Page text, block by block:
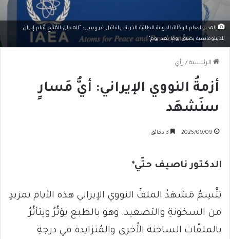
المدير العام للوكالة الدولية للطاقة الذرية، رافائيل غروسي: "المجالَ المُتاح أمام إيران
للديبلوماسية يضيقُ يومًا بعد يوم".
الرئيسية / رأي
أزمةُ النووي الإيراني: أيُّ مَسارٍ
سنَشهَد
2025/09/09
الدكتور ناصيف حتّي*
يَتَّسِمُ مَشهَدُ الملفِّ النووي الإيراني هذه الأيام بمزيدٍ
من السخونةِ والتصعيد. وهو بالطبع يؤثّرُ ويتأثّرُ
بالملفّات الساخنة الأُخرى والمُتزايدة في درجةِ